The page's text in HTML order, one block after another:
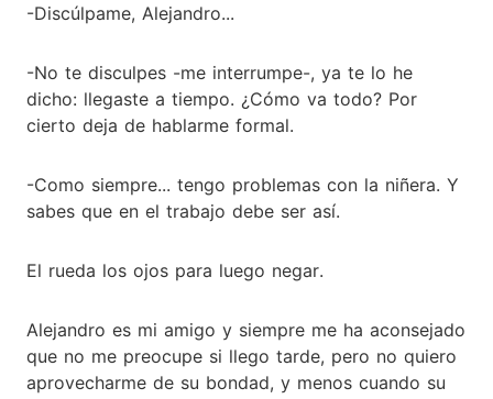
-Discúlpame, Alejandro...
-No te disculpes -me interrumpe-, ya te lo he
dicho: llegaste a tiempo. ¿Cómo va todo? Por
cierto deja de hablarme formal.
-Como siempre... tengo problemas con la niñera. Y
sabes que en el trabajo debe ser así.
El rueda los ojos para luego negar.
Alejandro es mi amigo y siempre me ha aconsejado
que no me preocupe si llego tarde, pero no quiero
aprovecharme de su bondad, y menos cuando su